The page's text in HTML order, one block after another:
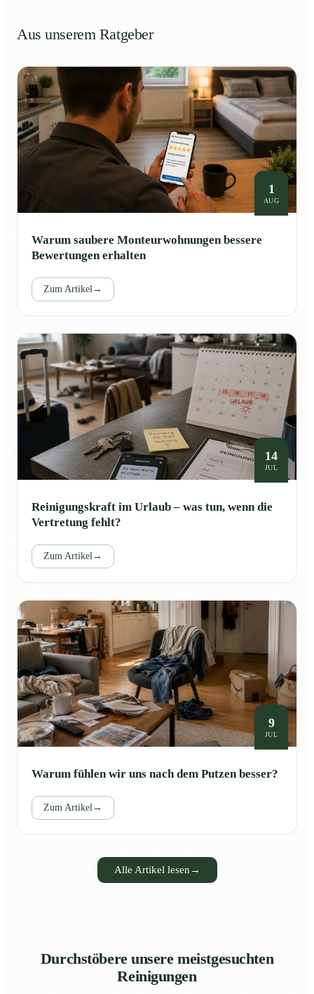
Aus unserem Ratgeber
1
AUG
Warum saubere Monteurwohnungen bessere
Bewertungen erhalten
Zum Artikel→
14
JUL
Reinigungskraft im Urlaub – was tun, wenn die
Vertretung fehlt?
Zum Artikel→
9
JUL
Warum fühlen wir uns nach dem Putzen besser?
Zum Artikel→
Alle Artikel lesen →
Durchstöbere unsere meistgesuchten
Reinigungen